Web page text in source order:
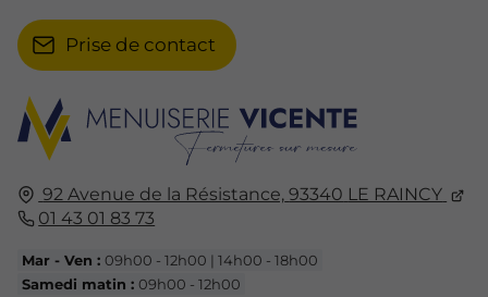
92 Avenue de la Résistance, 93340 LE RAINCY
01 43 01 83 73
Mar - Ven :09h00 - 12h00 | 14h00 - 18h00
Samedi matin :09h00 - 12h00
Prise de contact